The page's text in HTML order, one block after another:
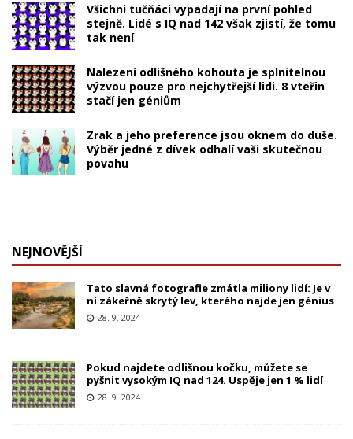
Všichni tučňáci vypadají na první pohled
stejně. Lidé s IQ nad 142 však zjistí, že tomu
tak není
Nalezení odlišného kohouta je splnitelnou
výzvou pouze pro nejchytřejší lidi. 8 vteřin
stačí jen géniům
Zrak a jeho preference jsou oknem do duše.
Výběr jedné z dívek odhalí vaši skutečnou
povahu
NEJNOVĚJŠÍ
Tato slavná fotografie zmátla miliony lidí: Je v
ní zákeřně skrytý lev, kterého najde jen génius
28. 9. 2024
Pokud najdete odlišnou kočku, můžete se
pyšnit vysokým IQ nad 124. Uspěje jen 1 % lidí
28. 9. 2024